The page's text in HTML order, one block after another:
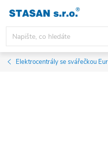
obsah
Elektrocentrály se svářečkou